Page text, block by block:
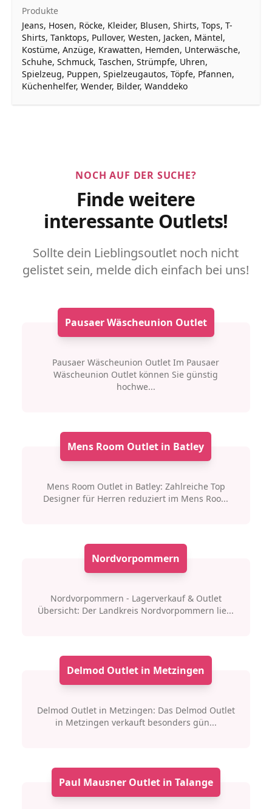
Produkte
Jeans, Hosen, Röcke, Kleider, Blusen, Shirts, Tops, T-
Shirts, Tanktops, Pullover, Westen, Jacken, Mäntel,
Kostüme, Anzüge, Krawatten, Hemden, Unterwäsche,
Schuhe, Schmuck, Taschen, Strümpfe, Uhren,
Spielzeug, Puppen, Spielzeugautos, Töpfe, Pfannen,
Küchenhelfer, Wender, Bilder, Wanddeko
NOCH AUF DER SUCHE?
Finde weitere
interessante Outlets!
Sollte dein Lieblingsoutlet noch nicht
gelistet sein, melde dich einfach bei uns!
Pausaer Wäscheunion Outlet
Pausaer Wäscheunion Outlet Im Pausaer
Wäscheunion Outlet können Sie günstig
hochwe...
Mens Room Outlet in Batley
Mens Room Outlet in Batley: Zahlreiche Top
Designer für Herren reduziert im Mens Roo...
Nordvorpommern
Nordvorpommern - Lagerverkauf & Outlet
Übersicht: Der Landkreis Nordvorpommern lie...
Delmod Outlet in Metzingen
Delmod Outlet in Metzingen: Das Delmod Outlet
in Metzingen verkauft besonders gün...
Paul Mausner Outlet in Talange